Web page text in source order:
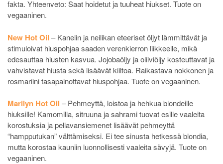
fakta. Yhteenveto: Saat hoidetut ja tuuheat hiukset. Tuote on
vegaaninen.
New Hot Oil – Kanelin ja neilikan eteeriset öljyt lämmittävät ja
stimuloivat hiuspohjaa saaden verenkierron liikkeelle, mikä
edesauttaa hiusten kasvua. Jojobaöljy ja oliiviöljy kosteuttavat ja
vahvistavat hiusta sekä lisäävät kiiltoa. Raikastava nokkonen ja
rosmariini tasapainottavat hiuspohjaa. Tuote on vegaaninen.
Marilyn Hot Oil – Pehmeyttä, loistoa ja hehkua blondeille
hiuksille! Kamomilla, sitruuna ja sahrami tuovat esille vaaleita
korostuksia ja pellavansiemenet lisäävät pehmeyttä
“hampputukan” välttämiseksi. Ei tee sinusta hetkessä blondia,
mutta korostaa kauniin luonnollisesti vaaleita sävyjä. Tuote on
vegaaninen.